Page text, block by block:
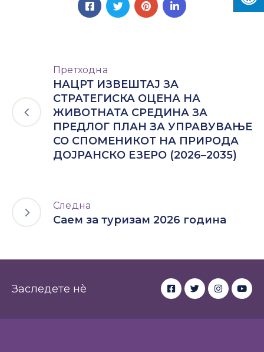
Претходна
НАЦРТ ИЗВЕШТАЈ ЗА
СТРАТЕГИСКА ОЦЕНА НА
ЖИВОТНАТА СРЕДИНА ЗА
ПРЕДЛОГ ПЛАН ЗА УПРАВУВАЊЕ
СО СПОМЕНИКОТ НА ПРИРОДА
ДОЈРАНСКО ЕЗЕРО (2026–2035)
Следна
Саем за туризам 2026 година
Заследете нè